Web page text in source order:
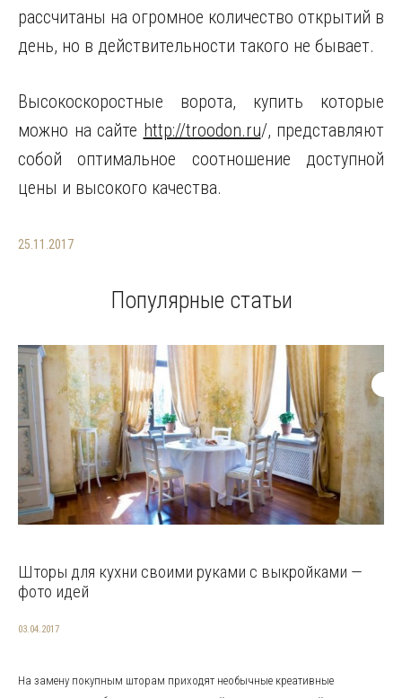
рассчитаны на огромное количество открытий в
день, но в действительности такого не бывает.
Высокоскоростные ворота, купить которые
можно на сайте http://troodon.ru/, представляют
собой оптимальное соотношение доступной
цены и высокого качества.
25.11.2017
Популярные статьи
Шторы для кухни своими руками с выкройками —
фото идей
03.04.2017
На замену покупным шторам приходят необычные креативные